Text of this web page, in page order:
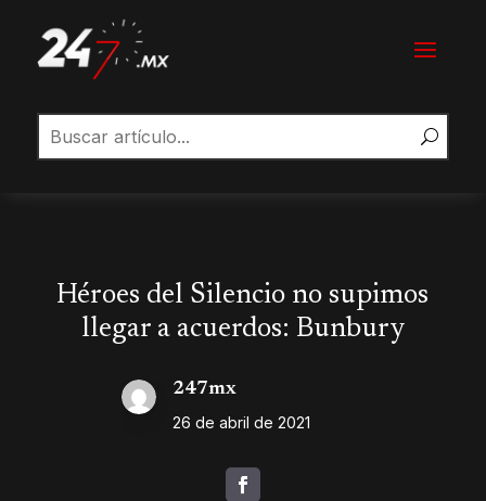
Héroes del Silencio no supimos
llegar a acuerdos: Bunbury
247mx
26 de abril de 2021